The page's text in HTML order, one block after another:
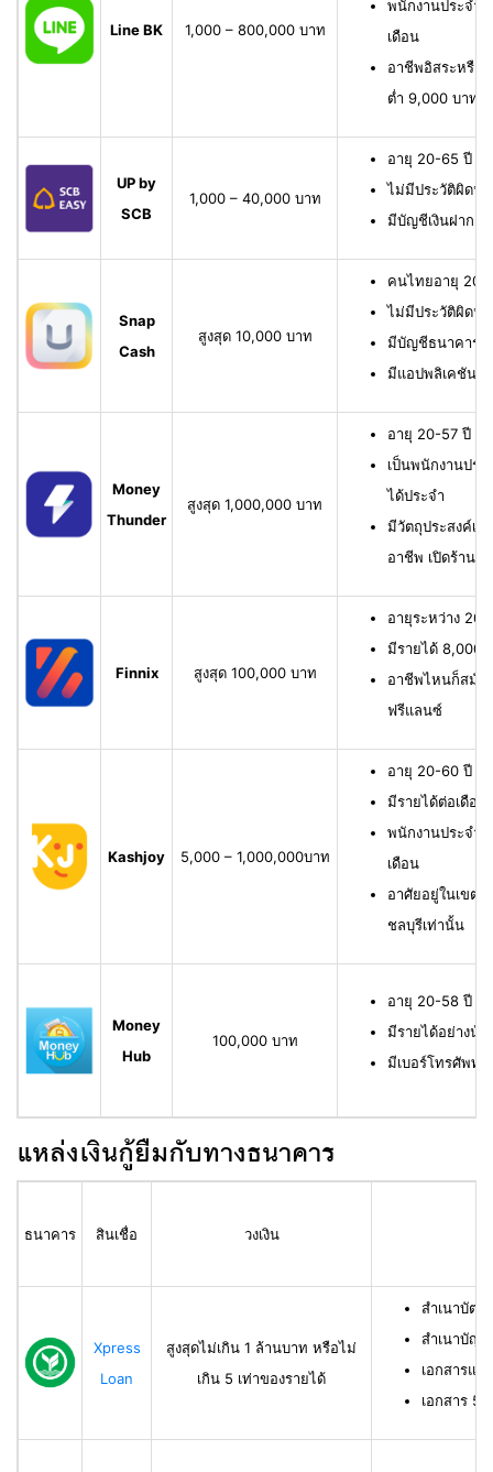
Line BK 1,000 – 800,000 บาท
พนักงานประจำ
เดือน
อาชีพอิสระหรือ
ต่ำ 9,000 บาทต่
UP by
SCB
1,000 – 40,000 บาท
อายุ 20-65 ปี เ
ไม่มีประวัติผิดนั
มีบัญชีเงินฝาก
Snap
Cash
สูงสุด 10,000 บาท
คนไทยอายุ 20-
ไม่มีประวัติผิดนั
มีบัญชีธนาคาร ห
มีแอปพลิเคชัน
Money
Thunder
สูงสุด 1,000,000 บาท
อายุ 20-57 ปี มี
เป็นพนักงานปร
ได้ประจำ
มีวัตถุประสงค์เพื่
อาชีพ เปิดร้าน
Finnix สูงสุด 100,000 บาท
อายุระหว่าง
มีรายได้ 8,000
อาชีพไหนก็สมัค
ฟรีแลนซ์
Kashjoy 5,000 – 1,000,000บาท
อายุ 20-60 ปี มี
มีรายได้ต่อเดือ
พนักงานประจำ
เดือน
อาศัยอยู่ในเขต
ชลบุรีเท่านั้น
Money
Hub
100,000 บาท
อายุ 20-58 ปี มี
มีรายได้อย่างน้
มีเบอร์โทรศัพท์
แหล่งเงินกู้ยืมกับทางธนาคาร
ธนาคาร สินเชื่อ วงเงิน
Xpress
Loan
สูงสุดไม่เกิน 1 ล้านบาท หรือไม่
เกิน 5 เท่าของรายได้
สำเนาบัตร
สำเนาบัญ
เอกสารแส
เอกสาร